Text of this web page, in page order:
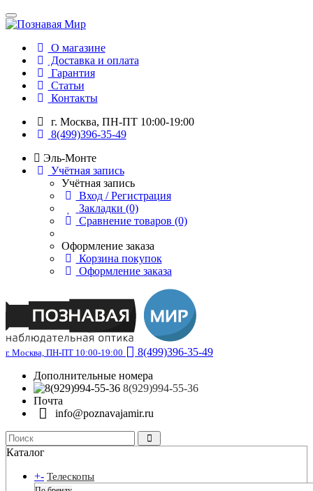
О магазине
Доставка и оплата
Гарантия
Статьи
Контакты
г. Москва, ПН-ПТ 10:00-19:00
8(499)396-35-49
Эль-Монте
Учётная запись
Учётная запись
Вход / Регистрация
Закладки (0)
Сравнение товаров (0)
Оформление заказа
Корзина покупок
Оформление заказа
г. Москва, ПН-ПТ 10:00-19:00
8(499)396-35-49
Дополнительные номера
8(929)994-55-36
Почта
info@poznavajamir.ru
Каталог
+- Телескопы